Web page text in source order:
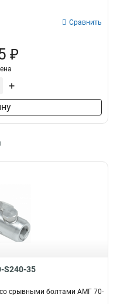
Сравнить
₽
+
S240-35
срывными болтами АМГ 70-